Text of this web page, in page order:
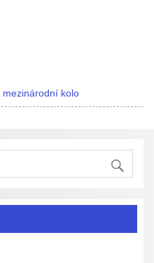
mezinárodní kolo